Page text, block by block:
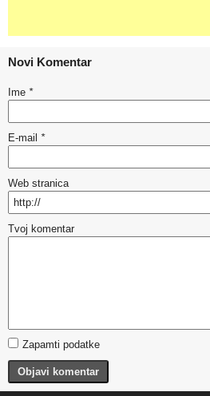
Novi Komentar
Ime *
E-mail *
Web stranica
Tvoj komentar
Zapamti podatke
Objavi komentar